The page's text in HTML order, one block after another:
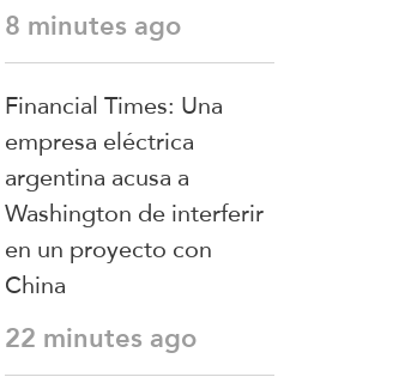
8 minutes ago
Financial Times: Una
empresa eléctrica
argentina acusa a
Washington de interferir
en un proyecto con
China
22 minutes ago